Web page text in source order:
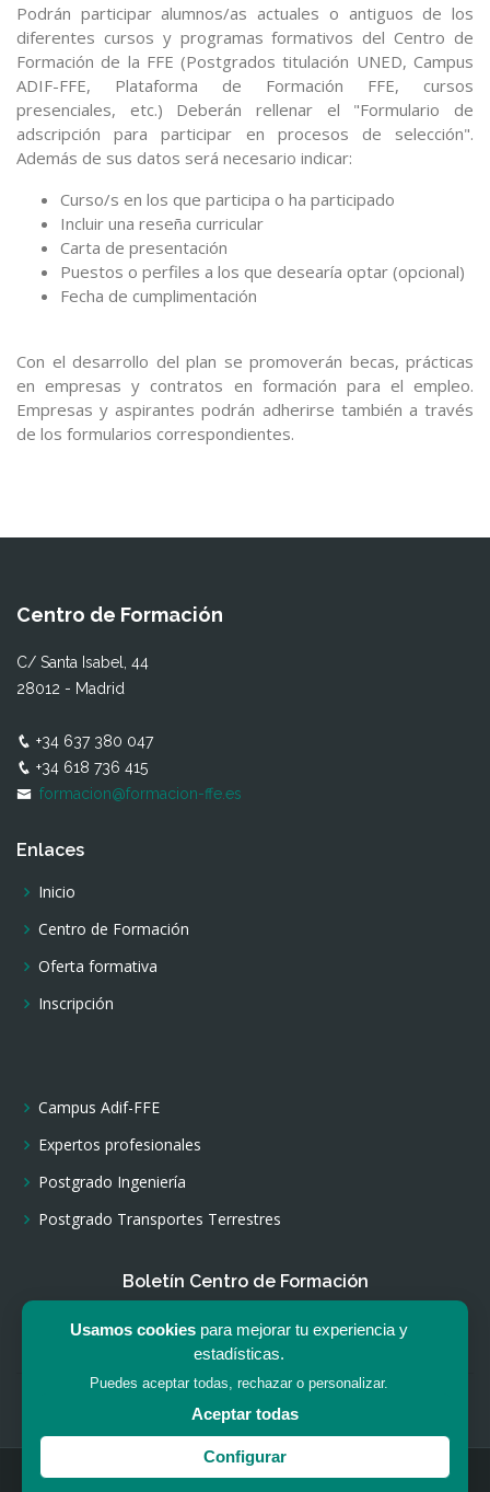
Usamos cookiespara mejorar tu experiencia y
estadísticas.
Puedes aceptar todas, rechazar o personalizar.
Aceptar todas
Configurar
Podrán participar alumnos/as actuales o antiguos de los
diferentes cursos y programas formativos del Centro de
Formación de la FFE (Postgrados titulación UNED, Campus
ADIF-FFE, Plataforma de Formación FFE, cursos
presenciales, etc.) Deberán rellenar el "Formulario de
adscripción para participar en procesos de selección".
Además de sus datos será necesario indicar:
Curso/s en los que participa o ha participado
Incluir una reseña curricular
Carta de presentación
Puestos o perfiles a los que desearía optar (opcional)
Fecha de cumplimentación
Con el desarrollo del plan se promoverán becas, prácticas
en empresas y contratos en formación para el empleo.
Empresas y aspirantes podrán adherirse también a través
de los formularios correspondientes.
Centro de Formación
C/ Santa Isabel, 44
28012 - Madrid
+34 637 380 047
+34 618 736 415
formacion@formacion-ffe.es
Enlaces
Inicio
Centro de Formación
Oferta formativa
Inscripción
Campus Adif-FFE
Expertos profesionales
Postgrado Ingeniería
Postgrado Transportes Terrestres
Boletín Centro de Formación
Suscribirse